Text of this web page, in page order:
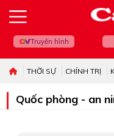
Truyền hình
THỜI SỰ CHÍNH TRỊ
Quốc phòng - an